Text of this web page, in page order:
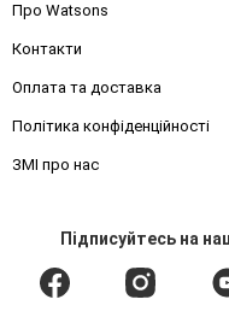
Про Watsons
Контакти
Оплата та доставка
Політика конфіденційності
ЗМІ про нас
Підписуйтесьна